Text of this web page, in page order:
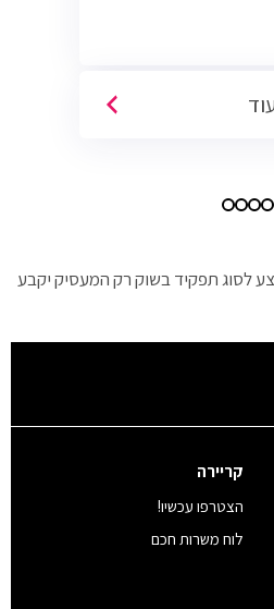
לסוג תפקיד בשוק רק המעסיק יקבע
קריירה
הצטרפו עכשיו!
לוח משרות חכם